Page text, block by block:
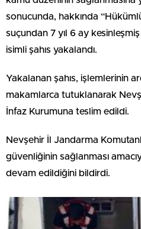
sonucunda, hakkında
suçundan 7 yıl 6 ay
isimli şahıs yakalandı.
Yakalanan şahıs, işlemlerinin
makamlarca tutuklanarak
İnfaz Kurumuna teslim edildi.
Nevşehir İl Jandarma
güvenliğinin sağlanması
devam edildiğini bildirdi.